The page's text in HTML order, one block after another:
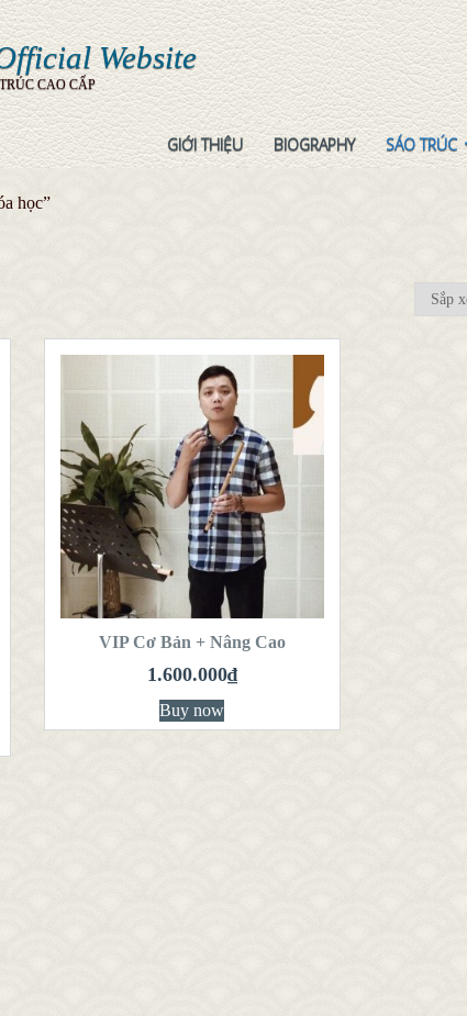
Website
CAO CẤP
GIỚI THIỆU BIOGRAPHY SÁO TRÚC
học”
QUICK LOOK
VIEW DETAILS
THÊM VÀO GIỎ
HÀNG
VIP Cơ Bản + Nâng Cao
1.600.000₫
Buy now